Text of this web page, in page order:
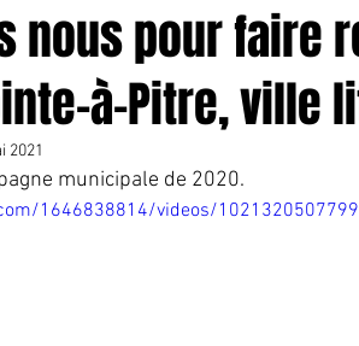
nous pour faire
à-Pitre, ville
2021
municipale de 2020.
1646838814/videos/